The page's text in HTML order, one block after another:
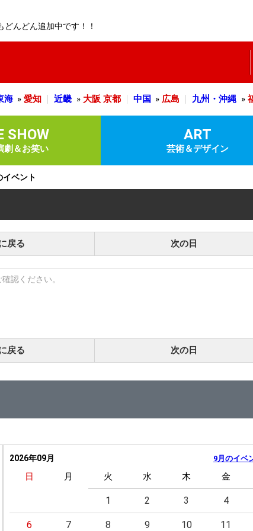
どんどん追加中です！！
海 » 愛知 近畿 » 大阪 京都 中国 » 広島 九州・沖縄 »
SHOW
劇＆お笑い
ART
芸術＆デザイン
ベント
戻る 次の日
認ください。
戻る 次の日
2026年09月 9月のイベ
日 月 火 水 木 金
1 2 3 4
6 7 8 9 10 11